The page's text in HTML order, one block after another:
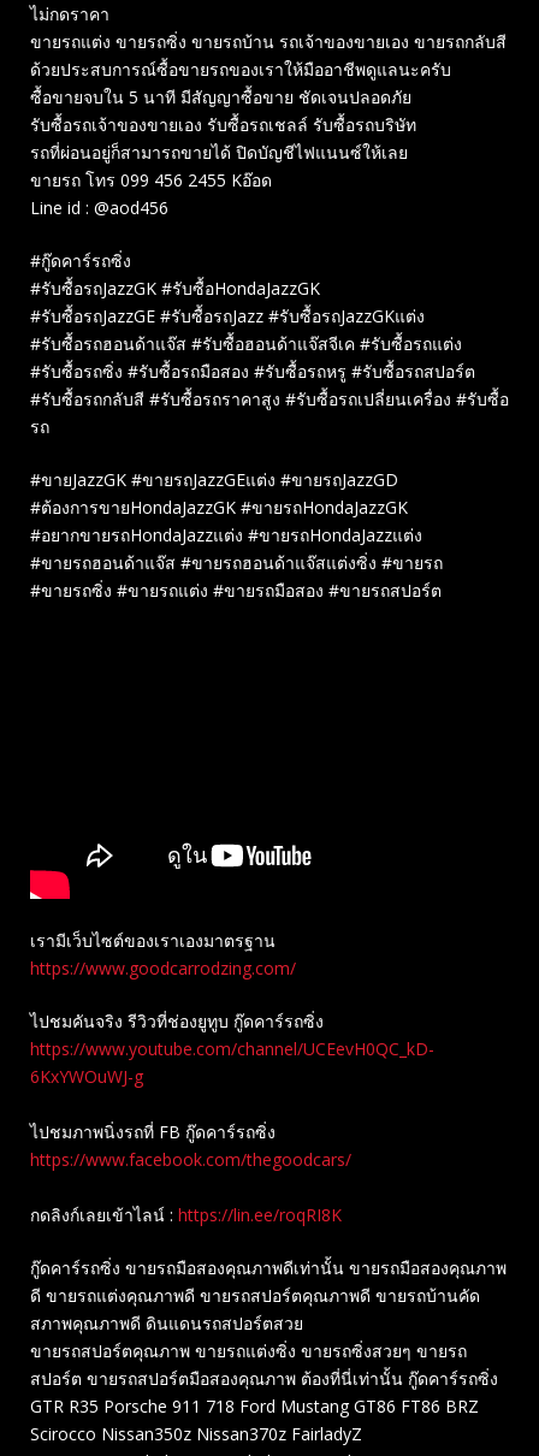
ไม่กดราคา
ขายรถแต่ง ขายรถซิ่ง ขายรถบ้าน รถเจ้าของขายเอง ขายรถกลับสี
ด้วยประสบการณ์ซื้อขายรถของเราให้มืออาชีพดูแลนะครับ
ซื้อขายจบใน 5 นาที มีสัญญาซื้อขาย ชัดเจนปลอดภัย
รับซื้อรถเจ้าของขายเอง รับซื้อรถเชลล์ รับซื้อรถบริษัท
รถที่ผ่อนอยู่ก็สามารถขายได้ ปิดบัญชีไฟแนนซ์ให้เลย
ขายรถ โทร 099 456 2455 Kอ๊อด
Line id : @aod456
#กู๊ดคาร์รถซิ่ง
#รับซื้อรถJazzGK #รับซื้อHondaJazzGK
#รับซื้อรถJazzGE #รับซื้อรถJazz #รับซื้อรถJazzGKแต่ง
#รับซื้อรถฮอนด้าแจ๊ส #รับซื้อฮอนด้าแจ๊สจีเค #รับซื้อรถแต่ง
#รับซื้อรถซิ่ง #รับซื้อรถมือสอง #รับซื้อรถหรู #รับซื้อรถสปอร์ต
#รับซื้อรถกลับสี #รับซื้อรถราคาสูง #รับซื้อรถเปลี่ยนเครื่อง #รับซื้อ
รถ
#ขายJazzGK #ขายรถJazzGEแต่ง #ขายรถJazzGD
#ต้องการขายHondaJazzGK #ขายรถHondaJazzGK
#อยากขายรถHondaJazzแต่ง #ขายรถHondaJazzแต่ง
#ขายรถฮอนด้าแจ๊ส #ขายรถฮอนด้าแจ๊สแต่งซิ่ง #ขายรถ
#ขายรถซิ่ง #ขายรถแต่ง #ขายรถมือสอง #ขายรถสปอร์ต
เรามีเว็บไซต์ของเราเองมาตรฐาน
https://www.goodcarrodzing.com/
ไปชมคันจริง รีวิวที่ช่องยู​ทูบ​ กู๊ดคาร์รถซิ่ง
https://www.youtube.com/channel/UCEevH0QC_kD-
6KxYWOuWJ-g
ไปชมภาพนิ่งรถที่ FB กู๊ดคาร์รถซิ่ง
https://www.facebook.com/thegoodcars/
กดลิงก์เลยเข้าไลน์ : https://lin.ee/roqRI8K
กู๊ดคาร์รถซิ่ง ขายรถมือสองคุณภาพดีเท่านั้น ขายรถมือสองคุณภาพ
ดี ขายรถแต่งคุณภาพดี ขายรถสปอร์ตคุณภาพดี ขายรถบ้านคัด
สภาพคุณภาพดี ดินแดนรถสปอร์ตสวย
ขายรถสปอร์ตคุณภาพ ขายรถแต่งซิ่ง ขายรถซิ่งสวยๆ ขายรถ
สปอร์ต ขายรถสปอร์ตมือสองคุณภาพ ต้องที่นี่เท่านั้น กู๊ดคาร์รถซิ่ง
GTR R35 Porsche 911 718 Ford Mustang GT86 FT86 BRZ
Scirocco Nissan350z Nissan370z FairladyZ